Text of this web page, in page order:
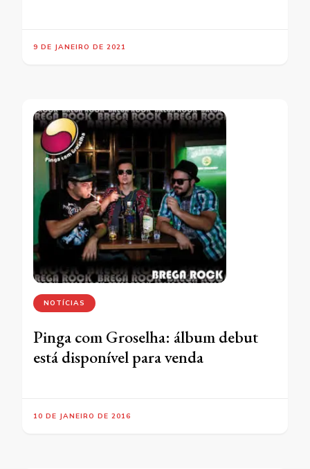
9 DE JANEIRO DE 2021
NOTÍCIAS
Pinga com Groselha: álbum debut
está disponível para venda
10 DE JANEIRO DE 2016